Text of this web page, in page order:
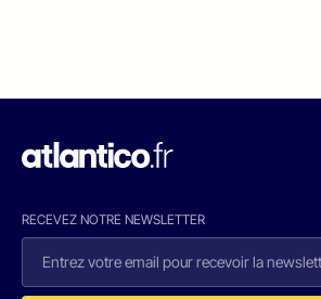
RECEVEZ NOTRE NEWSLETTER